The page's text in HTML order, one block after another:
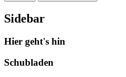
Sidebar
Hier geht's hin
Schubladen